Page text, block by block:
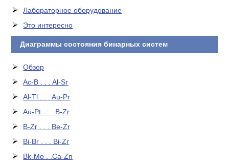
Лабораторное оборудование
Это интересно
Диаграммы состояния бинарных систем
Обзор
Ac-B . . . Al-Sr
Al-Tl . . . Au-Pr
Au-Pt . . . B-Zr
B-Zr . . . Be-Zr
Bi-Br . . . Bi-Zr
Bk-Mo . .Ca-Zn